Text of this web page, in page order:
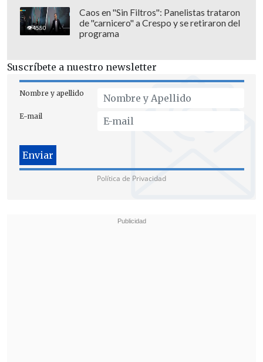
4580
Caos en "Sin Filtros": Panelistas trataron
de "carnicero" a Crespo y se retiraron del
programa
Suscríbete a nuestro newsletter
Nombre y apellido
E-mail
Política de Privacidad